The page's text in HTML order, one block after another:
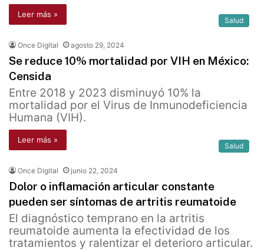
Leer más »
Salud
Once Digital agosto 29, 2024
Se reduce 10% mortalidad por VIH en México:
Censida
Entre 2018 y 2023 disminuyó 10% la
mortalidad por el Virus de Inmunodeficiencia
Humana (VIH).
Leer más »
Salud
Once Digital junio 22, 2024
Dolor o inflamación articular constante
pueden ser síntomas de artritis reumatoide
El diagnóstico temprano en la artritis
reumatoide aumenta la efectividad de los
tratamientos y ralentizar el deterioro articular.